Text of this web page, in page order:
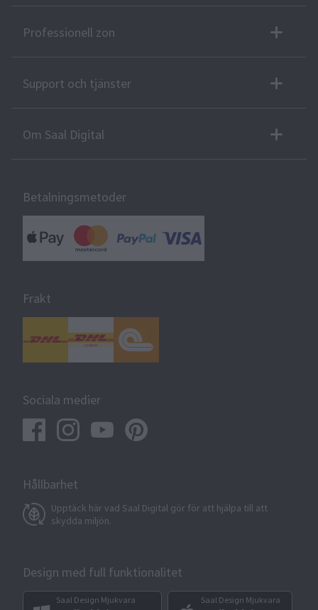
Professionell zon
Support och tjänster
Om Saal Digital
Betalningsmetoder
Frakt
Sociala medier
Hållbarhet
Upptäck här vad Saal Digital gör för att hjälpa till att
skydda miljön.
Design med full funktionalitet
Saal Design Mjukvara Saal Design Mjukvara